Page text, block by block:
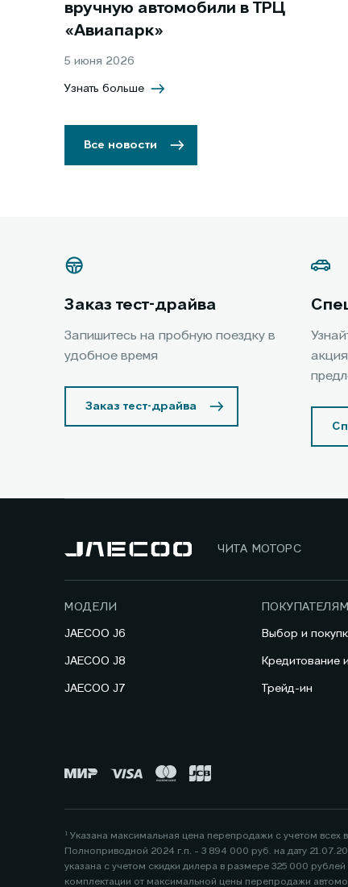
вручную автомобили в ТРЦ
«Авиапарк»
5 июня 2026
Узнать больше
Все новости
Заказ тест-драйва
Запишитесь на пробную поездку в
удобное время
Заказ тест-драйва
ЧИТА МОТОРС
МОДЕЛИ
JAECOO J6
JAECOO J8
JAECOO J7
ПОКУПАТЕЛЯМ
Выбор и
Кредитование
Трейд-ин
¹ Указана максимальная цена перепродажи с учетом
Полноприводной 2024 г.п. - 3 894 000 руб. на дату
указана с учетом скидки дилера в размере 325 000
комплектации от максимальной цены перепродажи